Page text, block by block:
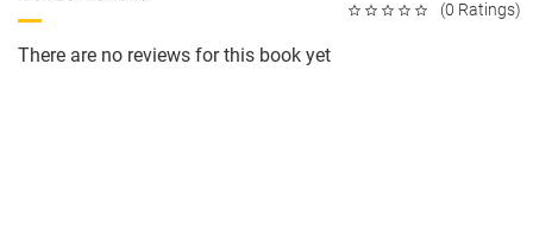
(0 Ratings)
There are no reviews for this book yet